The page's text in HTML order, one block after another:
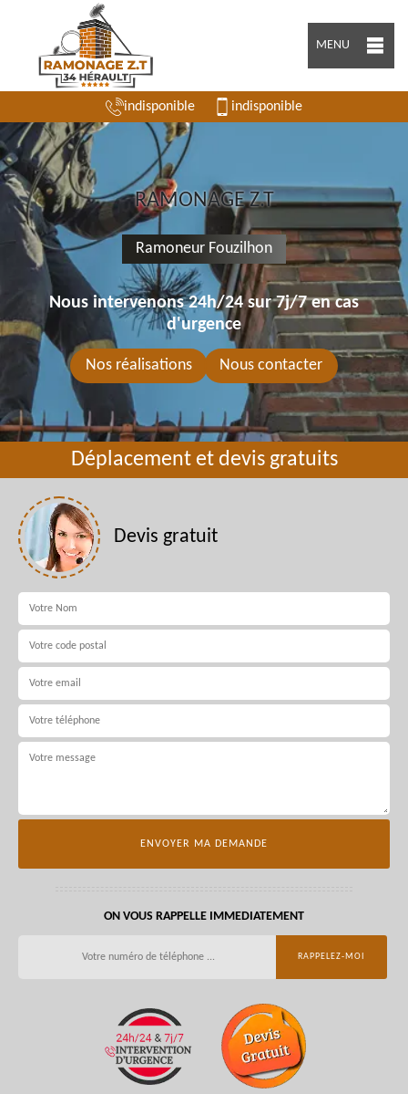
MENU
indisponible indisponible
RAMONAGE Z.T
Ramoneur Fouzilhon
Nous intervenons 24h/24 sur 7j/7 en cas
d'urgence
Nos réalisations Nous contacter
Déplacement et devis gratuits
Devis gratuit
ON VOUS RAPPELLE IMMEDIATEMENT